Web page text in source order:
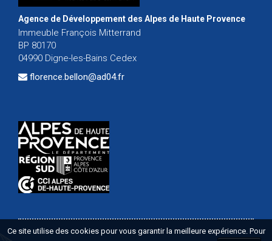
Agence de Développement des Alpes de Haute Provence
Immeuble François Mitterrand
BP 80170
04990 Digne-les-Bains Cedex
florence.bellon@ad04.fr
Ce site utilise des cookies pour vous garantir la meilleure expérience. Pour